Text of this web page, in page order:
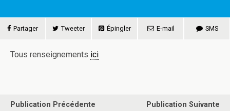
Partager Tweeter Épingler E-mail SMS
Tous renseignements ici
Publication Précédente
Publication Suivante